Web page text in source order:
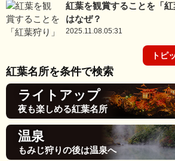
紅葉を観賞することを「
はなぜ？
2025.11.08.05:31
トピ
紅葉名所を条件で検索
ライトアップ
夜も楽しめる紅葉名所
温泉
もみじ狩りの後は温泉へ